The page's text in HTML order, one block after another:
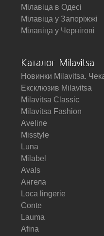
Мілавіца в Одесі
Мілавіца у Запоріжжі
Мілавіца у Чернігові
Каталог Milavitsa
Новинки Milavitsa.
Ексклюзив Milavitsa
Milavitsa Classic
Milavitsa Fashion
Aveline
Misstyle
Luna
Milabel
Avals
Ангела
Loca lingerie
Conte
Lauma
Afina